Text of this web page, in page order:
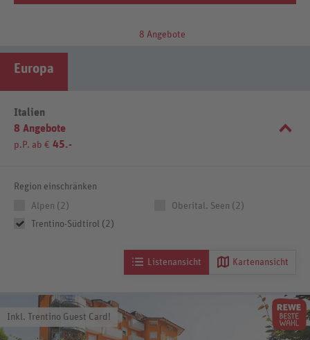
8 Angebote
Europa
Italien
8 Angebote
p.P. ab € 45.-
Region einschränken
Alpen (2)
Oberital. Seen (2)
Trentino-Südtirol (2)
Listenansicht Kartenansicht
Inkl. Trentino Guest Card!